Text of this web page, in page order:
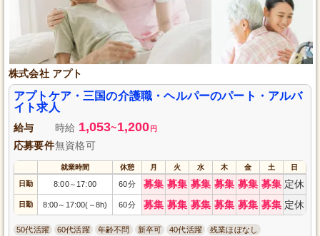
株式会社 アプト
アプトケア・三国の介護職・ヘルパーのパート・アルバ
イト求人
給与 時給 1,053~1,200 円
応募要件無資格可
就業時間 休憩 月 火 水 木 金 土 日
日勤 8:00～ 17:00 60分 募集 募集 募集 募集 募集 募集 定休
日勤 8:00～ 17:00( ～8h) 60分 募集 募集 募集 募集 募集 募集 定休
50代活躍 60代活躍 年齢不問 新卒可 40代活躍 残業ほぼなし